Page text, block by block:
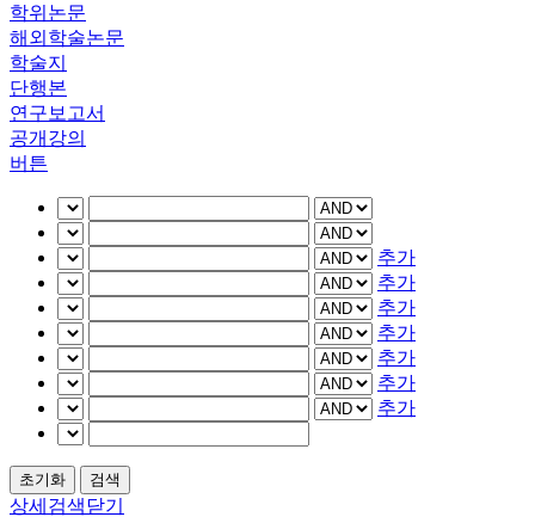
학위논문
해외학술논문
학술지
단행본
연구보고서
공개강의
버튼
추가
추가
추가
추가
추가
추가
추가
상세검색닫기